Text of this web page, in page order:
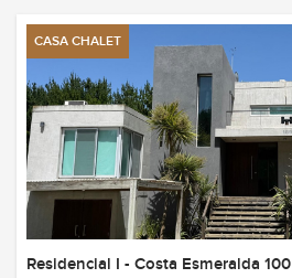
CASA CHALET
Residencial I - Costa Esmeralda 100